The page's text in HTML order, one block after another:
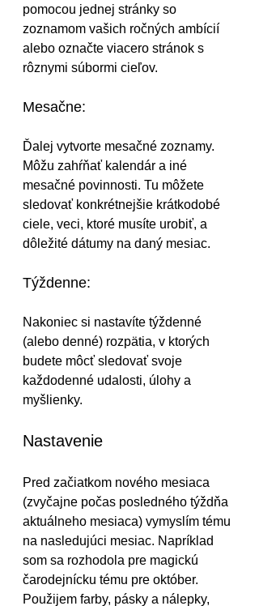
pomocou jednej stránky so
zoznamom vašich ročných ambícií
alebo označte viacero stránok s
rôznymi súbormi cieľov.
Mesačne:
Ďalej vytvorte mesačné zoznamy.
Môžu zahŕňať kalendár a iné
mesačné povinnosti. Tu môžete
sledovať konkrétnejšie krátkodobé
ciele, veci, ktoré musíte urobiť, a
dôležité dátumy na daný mesiac.
Týždenne:
Nakoniec si nastavíte týždenné
(alebo denné) rozpätia, v ktorých
budete môcť sledovať svoje
každodenné udalosti, úlohy a
myšlienky.
Nastavenie
Pred začiatkom nového mesiaca
(zvyčajne počas posledného týždňa
aktuálneho mesiaca) vymyslím tému
na nasledujúci mesiac. Napríklad
som sa rozhodola pre magickú
čarodejnícku tému pre október.
Použijem farby, pásky a nálepky,